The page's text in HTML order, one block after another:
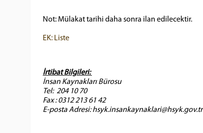
Not: Mülakat tarihi daha sonra ilan edilecektir.
EK: Liste
İrtibat Bilgileri:
İnsan Kaynakları Bürosu
Tel: 204 10 70
Fax : 0312 213 61 42
E-posta Adresi: hsyk.insankaynaklari@hsyk.gov.tr